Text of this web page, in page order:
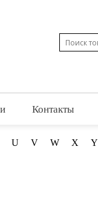
Контакты
U V W X Y